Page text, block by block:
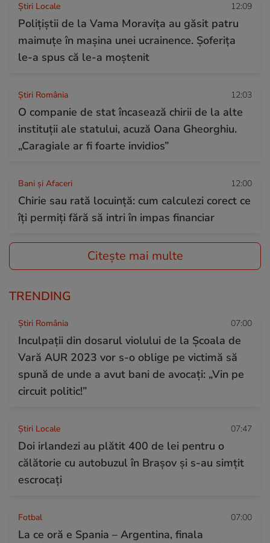
Știri Locale 12:09
Polițiștii de la Vama Moravița au găsit patru
maimuțe în mașina unei ucrainence. Șoferița
le-a spus că le-a moștenit
Știri România 12:03
O companie de stat încasează chirii de la alte
instituții ale statului, acuză Oana Gheorghiu.
„Caragiale ar fi foarte invidios”
Bani și Afaceri 12:00
Chirie sau rată locuinţă: cum calculezi corect ce
îți permiți fără să intri în impas financiar
Citește mai multe
TRENDING
Știri România 07:00
Inculpații din dosarul violului de la Școala de
Vară AUR 2023 vor s-o oblige pe victimă să
spună de unde a avut bani de avocați: „Vin pe
circuit politic!”
Știri Locale 07:47
Doi irlandezi au plătit 400 de lei pentru o
călătorie cu autobuzul în Brașov și s-au simțit
escrocați
Fotbal 07:00
La ce oră e Spania – Argentina, finala